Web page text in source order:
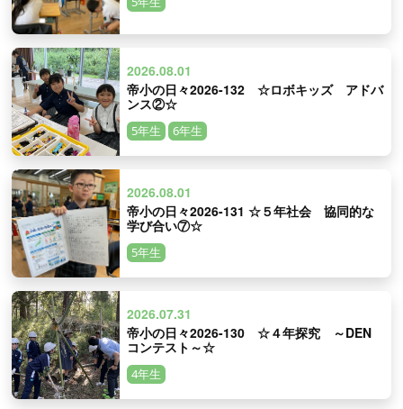
2026.08.01
帝小の日々2026-132 ☆ロボキッズ アドバ
ンス②☆
5年生 6年生
2026.08.01
帝小の日々2026-131 ☆５年社会 協同的な
学び合い⑦☆
5年生
2026.07.31
帝小の日々2026-130 ☆４年探究 ～DEN
コンテスト～☆
4年生